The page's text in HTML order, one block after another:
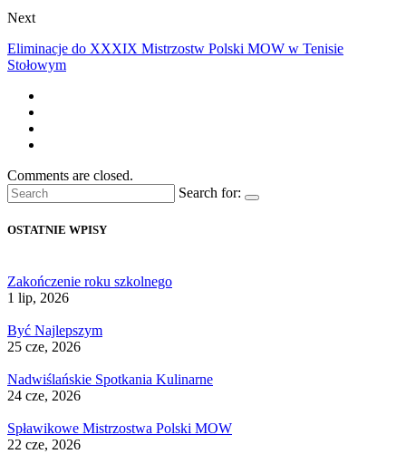
Next
Eliminacje do XXXIX Mistrzostw Polski MOW w Tenisie
Stołowym
Comments are closed.
Search for:
OSTATNIE WPISY
Zakończenie roku szkolnego
1 lip, 2026
Być Najlepszym
25 cze, 2026
Nadwiślańskie Spotkania Kulinarne
24 cze, 2026
Spławikowe Mistrzostwa Polski MOW
22 cze, 2026